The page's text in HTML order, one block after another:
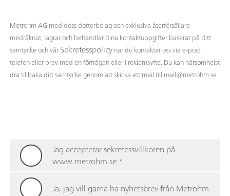
Metrohm AG med dess dotterbolag och exklusiva återförsäljare
medräknat, lagrar och behandlar dina kontaktuppgifter baserat på ditt
samtycke och vårSekretesspolicynär du kontaktar oss via e-post,
telefon eller brev med en förfrågan eller i reklamsyfte. Du kan närsomhelst
dra tillbaka ditt samtycke genom att skicka ett mail till mail@metrohm.se
Jag accepterar sekretessvillkoren på
www.metrohm.se *
Ja, jag vill gärna ha nyhetsbrev från Metrohm